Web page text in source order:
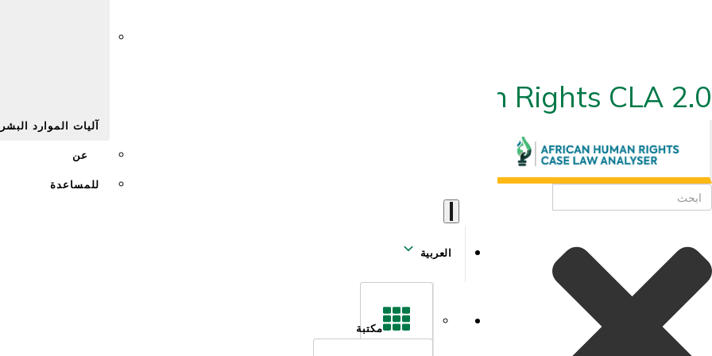
African Human Rights CLA 2.0
آليات الموارد
عن
للمساعدة
العربية
مكتبة